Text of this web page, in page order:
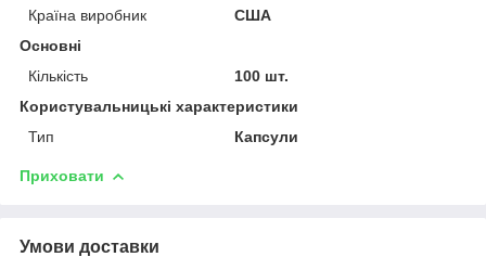
Країна виробник
США
Основні
Кількість
100 шт.
Користувальницькі характеристики
Тип
Капсули
Приховати
Умови доставки